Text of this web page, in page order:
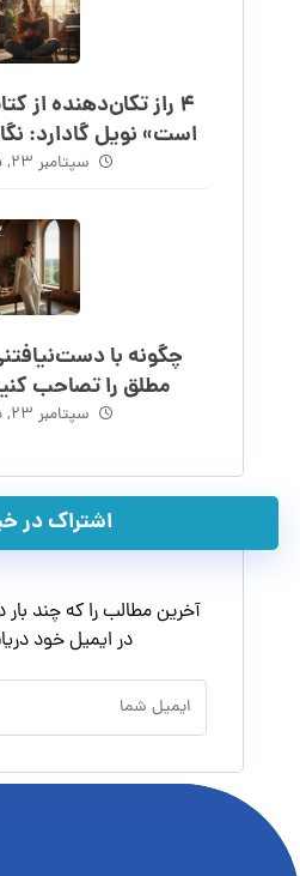
۴ راز تکان‌دهنده از
است» نویل گادارد:
سپتامبر ۲۳, ۲۰۲۵
چگونه با
مطلق را تصاحب
سپتامبر ۲۳, ۲۰۲۵
اشتراک در
آخرین مطالب را که چند بار
در ایمیل خود